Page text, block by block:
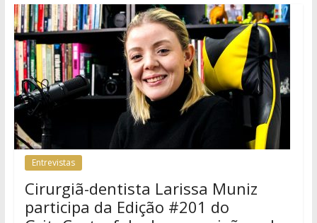
Entrevistas
Cirurgiã-dentista Larissa Muniz
participa da Edição #201 do